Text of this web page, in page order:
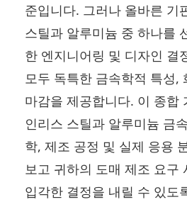
준입니다. 그러나 올바른 기
스틸과 알루미늄 중 하나를
한 엔지니어링 및 디자인 결
모두 독특한 금속학적 특성,
마감을 제공합니다. 이 종합
인리스 스틸과 알루미늄 금
학, 제조 공정 및 실제 응용
보고 귀하의 도매 제조 요구
입각한 결정을 내릴 수 있도